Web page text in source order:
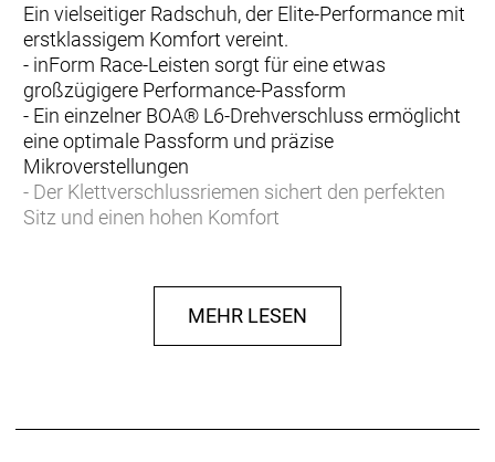
Ein vielseitiger Radschuh, der Elite-Performance mit
erstklassigem Komfort vereint.
- inForm Race-Leisten sorgt für eine etwas
großzügigere Performance-Passform
- Ein einzelner BOA® L6-Drehverschluss ermöglicht
eine optimale Passform und präzise
Mikroverstellungen
- Der Klettverschlussriemen sichert den perfekten
Sitz und einen hohen Komfort
Atmungsaktivität
- Bronze Series-Sohle aus Nylon-Composite-
MEHR LESEN